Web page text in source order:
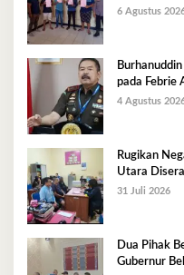
6 Agustus
pada Febrie
4 Agustus
Rugikan
Utara
31 Juli 2026
Dua Pihak
Gubernur